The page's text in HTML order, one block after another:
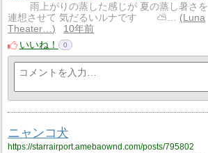
雨上がりの蒸した感じが 夏の蒸し暑さを
連想させて 気だるいルナです ⛅…
Luna
Theater…
10年前
いいね！
0
ニャンコ犬
https://starrairport.amebaownd.com/posts/795802